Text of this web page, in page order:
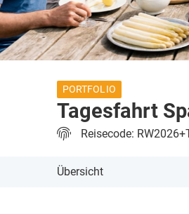
PORTFOLIO
Tagesfahrt
Reisecode:
Übersicht